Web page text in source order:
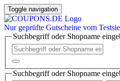
Toggle navigation
Nur geprüfte Gutscheine vom
Suchbegriff oder Shopname
Suchbegriff oder Shopname